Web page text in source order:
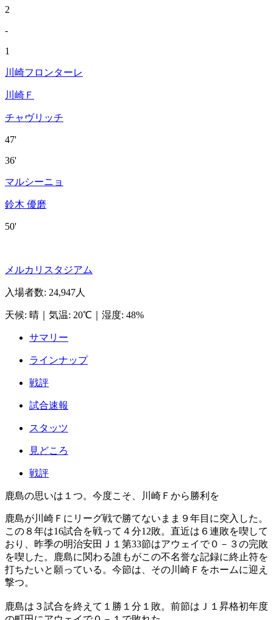
2
-
1
川崎フロンターレ
川崎Ｆ
チャヴリッチ
47'
36'
マルシーニョ
鈴木 優磨
50'
メルカリスタジアム
入場者数: 24,947人
天候: 晴 気温: 20℃ 湿度: 48%
サマリー
ラインナップ
戦評
試合速報
スタッツ
見どころ
戦評
鹿島の思いは１つ。今度こそ、川崎Ｆから勝利を
鹿島が川崎Ｆにリーグ戦で勝てないまま９年目に突入した。
この８年は16試合を戦って４分12敗。直近は６連敗を喫して
おり、昨季の明治安田Ｊ１第33節はアウェイで０－３の完敗
を喫した。鹿島に関わる誰もがこの不名誉な記録に終止符を
打ちたいと願っている。今節は、その川崎Ｆをホームに迎え
撃つ。
鹿島は３試合を終えて１勝１分１敗。前節はＪ１昇格初年度